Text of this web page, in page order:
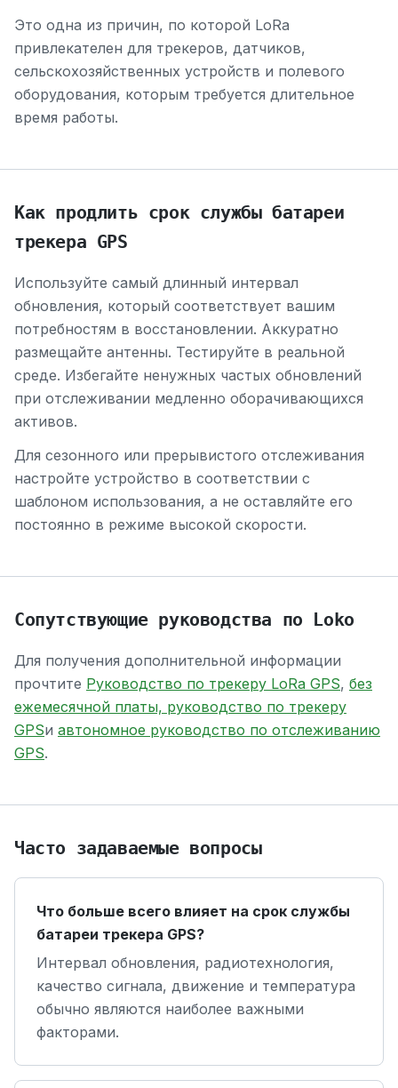
Это одна из причин, по которой LoRa
привлекателен для трекеров, датчиков,
сельскохозяйственных устройств и полевого
оборудования, которым требуется длительное
время работы.
Как продлить срок службы батареи
трекера GPS
Используйте самый длинный интервал
обновления, который соответствует вашим
потребностям в восстановлении. Аккуратно
размещайте антенны. Тестируйте в реальной
среде. Избегайте ненужных частых обновлений
при отслеживании медленно оборачивающихся
активов.
Для сезонного или прерывистого отслеживания
настройте устройство в соответствии с
шаблоном использования, а не оставляйте его
постоянно в режиме высокой скорости.
Сопутствующие руководства по Loko
Для получения дополнительной информации
прочтите Руководство по трекеру LoRa GPS, без
ежемесячной платы, руководство по трекеру
GPSи автономное руководство по отслеживанию
GPS.
Часто задаваемые вопросы
Что больше всего влияет на срок службы
батареи трекера GPS?
Интервал обновления, радиотехнология,
качество сигнала, движение и температура
обычно являются наиболее важными
факторами.